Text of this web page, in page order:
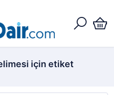
için etiket